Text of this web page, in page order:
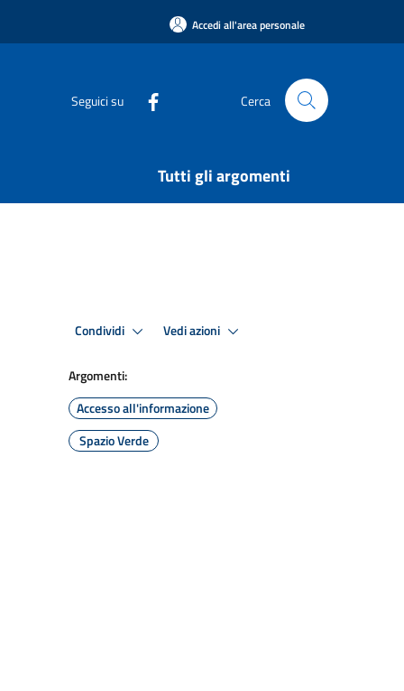
Accedi all'area personale
Seguici su Cerca
Tutti gli argomenti
Condividi Vedi azioni
Argomenti:
Accesso all'informazione
Spazio Verde